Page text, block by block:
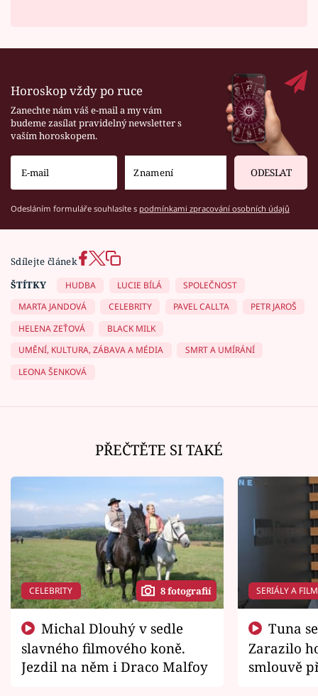
Horoskop vždy po ruce
Zanechte nám váš e-mail a my vám
budeme zasílat pravidelný newsletter s
vaším horoskopem.
ODESLAT
Odesláním formuláře souhlasíte s podmínkami zpracování osobních údajů
Sdílejte článek
ŠTÍTKY
HUDBA LUCIE BÍLÁ
SPOLEČNOST
MARTA JANDOVÁ
CELEBRITY PAVEL CALLTA
PETR JAROŠ
HELENA ZEŤOVÁ
BLACK MILK
UMĚNÍ, KULTURA, ZÁBAVA A MÉDIA
SMRT A UMÍRÁNÍ
LEONA ŠENKOVÁ
PŘEČTĚTE SI TAKÉ
CELEBRITY 8 fotografií
slavného filmového koně.
Jezdil na něm i Draco Malfoy
SERIÁLY A
Zarazilo
smlouvě